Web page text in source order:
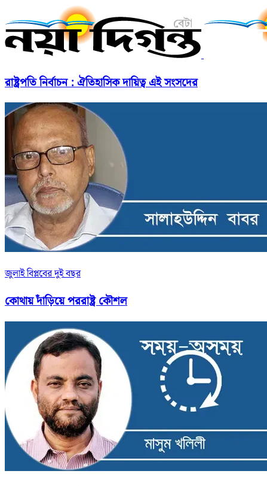
রাষ্ট্রপতি নির্বাচন : ঐতিহাসিক দায়িত্ব এই সংসদের
জুলাই বিপ্লবের দুই বছর
কোথায় দাঁড়িয়ে পররাষ্ট্র কৌশল